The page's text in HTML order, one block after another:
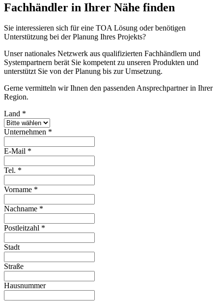
Fachhändler in Ihrer Nähe finden
Sie interessieren sich für eine TOA Lösung oder benötigen
Unterstützung bei der Planung Ihres Projekts?
Unser nationales Netzwerk aus qualifizierten Fachhändlern und
Systempartnern berät Sie kompetent zu unseren Produkten und
unterstützt Sie von der Planung bis zur Umsetzung.
Gerne vermitteln wir Ihnen den passenden Ansprechpartner in Ihrer
Region.
Land *
Unternehmen *
E-Mail *
Tel. *
Vorname *
Nachname *
Postleitzahl *
Stadt
Straße
Hausnummer